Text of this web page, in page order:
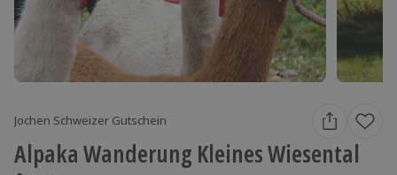
Jochen Schweizer Gutschein
Alpaka Wanderung Kleines Wiesental